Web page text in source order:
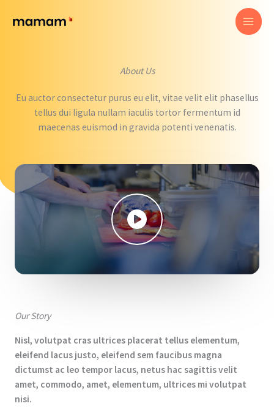
About Us
Eu auctor consectetur purus eu elit, vitae velit elit phasellus
tellus dui ligula nullam iaculis tortor fermentum id
maecenas euismod in gravida potenti venenatis.
Our Story
Nisl, volutpat cras ultrices placerat tellus elementum,
eleifend lacus justo, eleifend sem faucibus magna
dictumst ac leo tempor lacus, netus hac sagittis velit
amet, commodo, amet, elementum, ultrices mi volutpat
nisi.